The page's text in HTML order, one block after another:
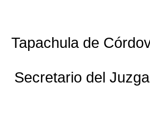
Tapachula de
Secretario del